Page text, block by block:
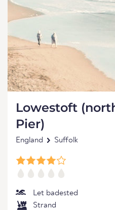
Lowestoft
Pier)
England Suffolk
Let badested
Strand